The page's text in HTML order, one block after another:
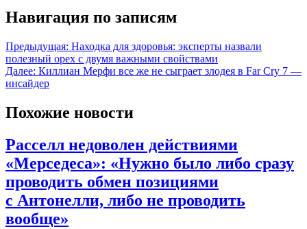
Навигация по записям
Предыдущая: Находка для здоровья: эксперты назвали
полезный орех с двумя важными свойствами
Далее: Киллиан Мерфи все же не сыграет злодея в Far Cry 7 —
инсайдер
Похожие новости
Расселл недоволен действиями
«Мерседеса»: «Нужно было либо сразу
проводить обмен позициями
с Антонелли, либо не проводить
вообще»